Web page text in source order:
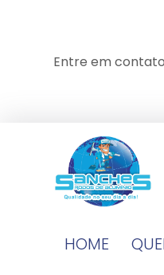
Entre em
HOME